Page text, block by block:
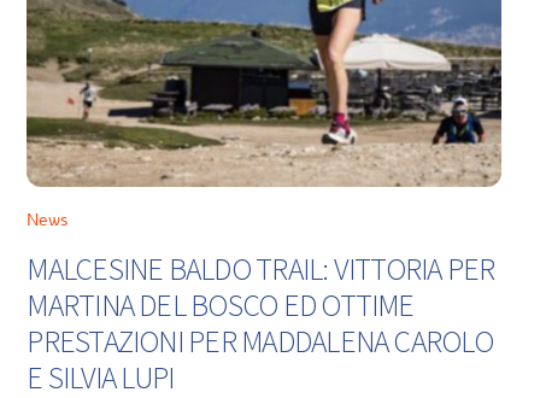
News
MALCESINE BALDO TRAIL: VITTORIA PER
MARTINA DEL BOSCO ED OTTIME
PRESTAZIONI PER MADDALENA CAROLO
E SILVIA LUPI